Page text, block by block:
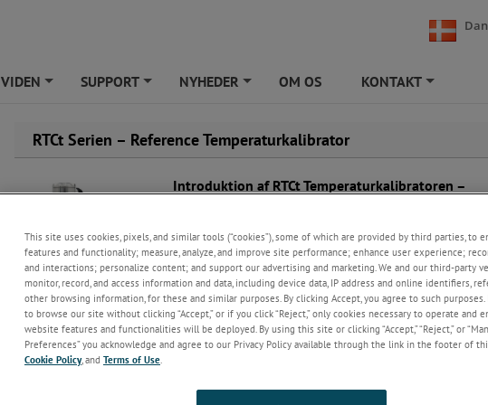
VIDEN SUPPORT NYHEDER OM OS KONTAKT
RTCt Serien – Reference Temperaturkalibrator
Introduktion af RTCt Temperaturkalibratoren –
fremad inden for brugervenlighed og fleksibilitet.
succesen fra RTC-serien, introducerer den nye RTCt
brugervenlige forbedringer såsom en større tilpasselig
touchscreen, dobbelt sensorindgang samt kalibrering, og
udvidede fjernstyringsmuligheder. Vi har udviklet RTCt
at optimere kalibreringsprocesser, hvilket gør den til det
valg for professionelle, der har brug for en robust,
This site uses cookies, pixels, and similar tools (“cookies”), some of which are provided by third parties, to
features and functionality; measure, analyze, and improve site performance; enhance user experience;
and interactions; personalize content; and support our advertising and marketing. We and our third-party
monitor, record, and access information and data, including device data, IP address and online identifiers,
other browsing information, for these and similar purposes. By clicking Accept, you agree to such
to browse our site without clicking “Accept,” or if you click “Reject,” only cookies necessary to operate and
website features and functionalities will be deployed. By using this site or clicking “Accept,” “Reject,” or
Preferences” you acknowledge and agree to our Privacy Policy available through the link in the footer of
Cookie Policy, and Terms of Use.